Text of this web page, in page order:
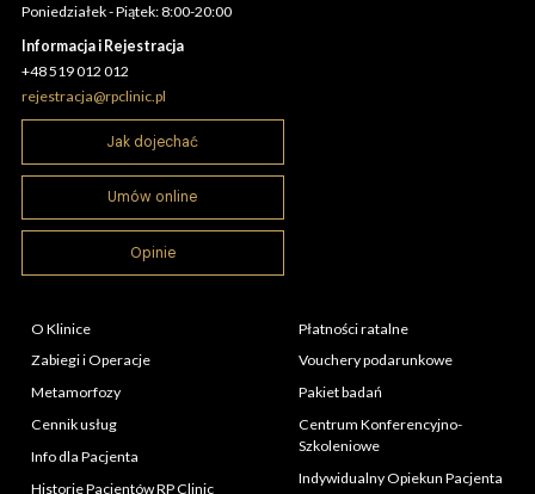
Poniedziałek - Piątek: 8:00-20:00
Informacja i Rejestracja
+48 519 012 012
rejestracja@rpclinic.pl
Jak dojechać
Umów online
Opinie
O Klinice
Zabiegi i Operacje
Metamorfozy
Cennik usług
Info dla Pacjenta
Historie Pacjentów RP Clinic
Płatności ratalne
Vouchery podarunkowe
Pakiet badań
Centrum Konferencyjno-
Szkoleniowe
Indywidualny Opiekun Pacjenta